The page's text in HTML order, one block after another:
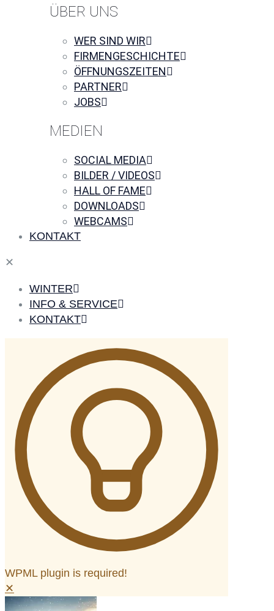
ÜBER UNS
WER SIND WIR
FIRMENGESCHICHTE
ÖFFNUNGSZEITEN
PARTNER
JOBS
MEDIEN
SOCIAL MEDIA
BILDER / VIDEOS
HALL OF FAME
DOWNLOADS
WEBCAMS
KONTAKT
✕
WINTER
INFO & SERVICE
KONTAKT
WPML plugin is required!
✕